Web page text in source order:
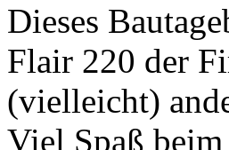
Dieses
Flair 220 der
(vielleicht)
Viel Spaß beim